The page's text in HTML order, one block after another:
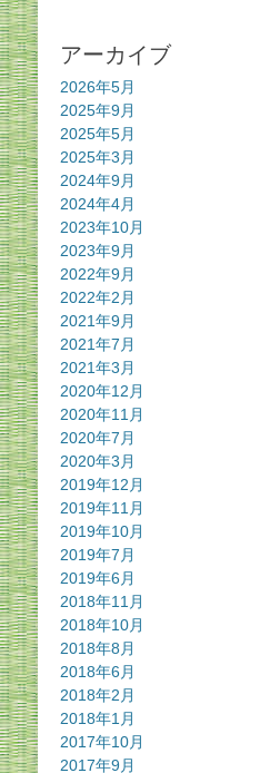
アーカイブ
2026年5月
2025年9月
2025年5月
2025年3月
2024年9月
2024年4月
2023年10月
2023年9月
2022年9月
2022年2月
2021年9月
2021年7月
2021年3月
2020年12月
2020年11月
2020年7月
2020年3月
2019年12月
2019年11月
2019年10月
2019年7月
2019年6月
2018年11月
2018年10月
2018年8月
2018年6月
2018年2月
2018年1月
2017年10月
2017年9月